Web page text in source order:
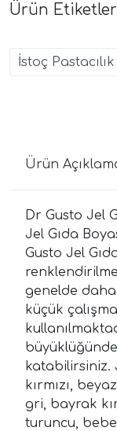
Ürün
İstoç Pastacılık
Ürün
Dr Gusto Jel
Jel Gıda
Gusto Jel
genelde
küçük
katabilirsiniz.
kırmızı,
gri, bayrak
turuncu,